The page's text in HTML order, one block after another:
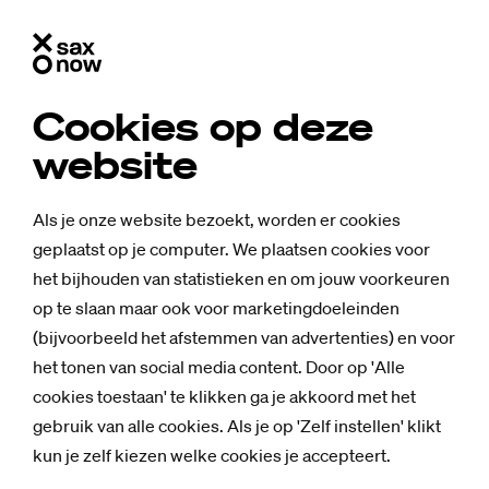
Cookies op deze
website
Als je onze website bezoekt, worden er cookies
geplaatst op je computer. We plaatsen cookies voor
het bijhouden van statistieken en om jouw voorkeuren
op te slaan maar ook voor marketingdoeleinden
(bijvoorbeeld het afstemmen van advertenties) en voor
het tonen van social media content. Door op 'Alle
cookies toestaan' te klikken ga je akkoord met het
gebruik van alle cookies. Als je op 'Zelf instellen' klikt
kun je zelf kiezen welke cookies je accepteert.
Mensen